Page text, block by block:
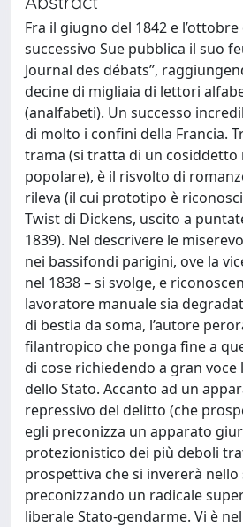
Fra il giugno del 1842 e l’ottobre
successivo Sue pubblica il suo
Journal des débats”,
decine di migliaia di lettori
(analfabeti). Un successo
di molto i confini della Francia.
trama (si tratta di un cosiddetto
popolare), è il risvolto di
rileva (il cui prototipo è
Twist di Dickens, uscito a
1839). Nel descrivere le
nei bassifondi parigini, ove la
nel 1838 – si svolge, e
lavoratore manuale sia
di bestia da soma, l’autore
filantropico che ponga fine a
di cose richiedendo a gran
dello Stato. Accanto ad un
repressivo del delitto (che
egli preconizza un apparato
protezionistico dei più deboli
prospettiva che si invererà nello
preconizzando un radicale
liberale Stato-gendarme. Vi è